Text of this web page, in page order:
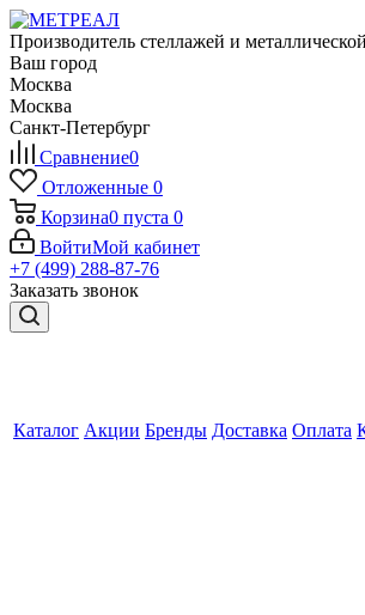
Производитель стеллажей и
Ваш город
Москва
Москва
Санкт-Петербург
Сравнение0
Отложенные 0
Корзина0 пуста 0
ВойтиМой кабинет
+7 (499) 288-87-76
Заказать звонок
Каталог Акции Бренды Доставка Оплата